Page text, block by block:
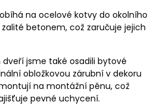
na ocelové kotvy do okolního
betonem, což zaručuje jejich
jsme také osadili bytové
obložkovou zárubní v dekoru
na montážní pěnu, což
pevné uchycení.